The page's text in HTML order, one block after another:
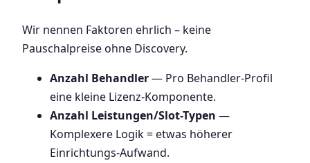
Wir nennen Faktoren ehrlich – keine
Pauschalpreise ohne Discovery.
Anzahl Behandler— Pro Behandler-Profil
eine kleine Lizenz-Komponente.
Anzahl Leistungen/Slot-Typen —
Komplexere Logik = etwas höherer
Einrichtungs-Aufwand.